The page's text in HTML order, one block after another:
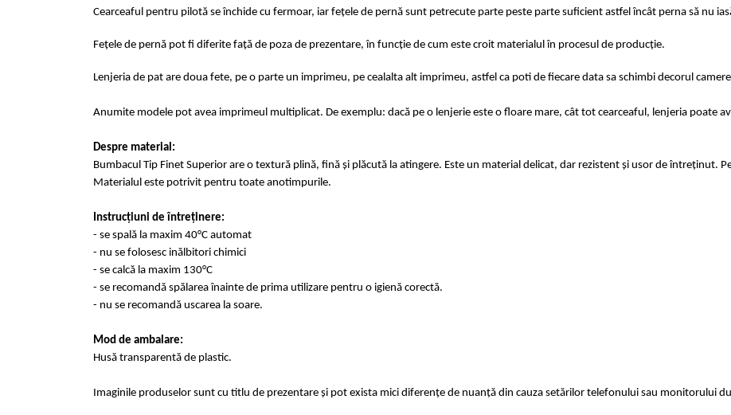
Cearceaful pentru pilotă se închide cu fermoar, iar fețele de pernă sunt petrecute parte peste parte suficient astfel încât perna să nu
Fețele de pernă pot fi diferite față de poza de prezentare, în funcție de cum este croit materialul în procesul de producție.
Lenjeria de pat are doua fete, pe o parte un imprimeu, pe cealalta alt imprimeu, astfel ca poti de fiecare data sa schimbi decorul
Anumite modele pot avea imprimeul multiplicat. De exemplu: dacă pe o lenjerie este o floare mare, cât tot cearceaful, lenjeria poate
Despre material:
Bumbacul Tip Finet Superior are o textură plină, fină și plăcută la atingere. Este un material delicat, dar rezistent și usor de întreținut.
Materialul este potrivit pentru toate anotimpurile.
Instrucțiuni de întreținere:
- se spală la maxim 40°C automat
- nu se folosesc inălbitori chimici
- se calcă la maxim 130°C
- se recomandă spălarea înainte de prima utilizare pentru o igienă corectă.
- nu se recomandă uscarea la soare.
Mod de ambalare:
Husă transparentă de plastic.
Imaginile produselor sunt cu titlu de prezentare și pot exista mici diferențe de nuanță din cauza setărilor telefonului sau monitorului